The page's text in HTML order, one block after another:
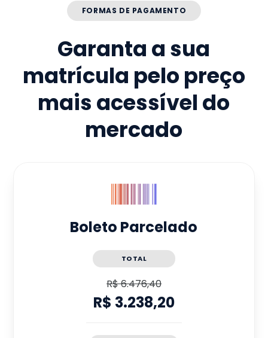
FORMAS DE PAGAMENTO
Garanta a sua
matrícula pelo preço
mais acessível do
mercado
Boleto Parcelado
TOTAL
R$ 6.476,40
R$ 3.238,20